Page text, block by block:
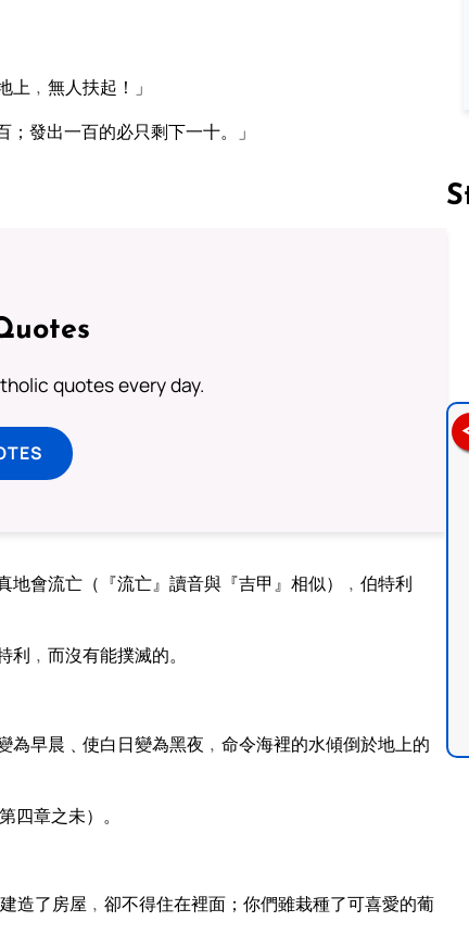
﹐無人扶起！」
發出一百的必只剩下一十。」
quotes every day.
會流亡（『流亡』讀音與『吉甲』相似）﹐伯特利
﹐而沒有能撲滅的。
早晨﹑使白日變為黑夜﹐命令海裡的水傾倒於地上的
章之未）。
造了房屋﹐卻不得住在裡面；你們雖栽種了可喜愛的葡